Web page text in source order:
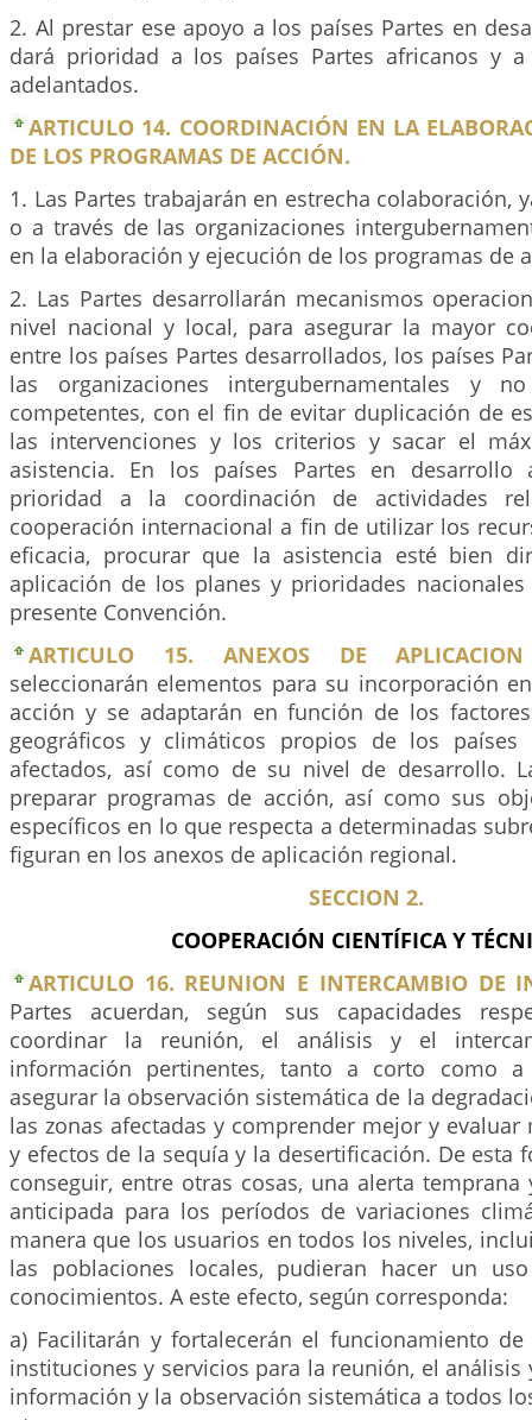
2. Al prestar ese apoyo a los países Partes en
dará prioridad a los países Partes africanos y
adelantados.
ARTICULO 14. COORDINACIÓN EN LA
DE LOS PROGRAMAS DE ACCIÓN.
1. Las Partes trabajarán en estrecha colaboración,
o a través de las organizaciones
en la elaboración y ejecución de los programas de
2. Las Partes desarrollarán mecanismos
nivel nacional y local, para asegurar la mayor
entre los países Partes desarrollados, los países
las organizaciones intergubernamentales y no
competentes, con el fin de evitar duplicación de
las intervenciones y los criterios y sacar el
asistencia. En los países Partes en desarrollo
prioridad a la coordinación de actividades
cooperación internacional a fin de utilizar los
eficacia, procurar que la asistencia esté bien
aplicación de los planes y prioridades
presente Convención.
ARTICULO 15. ANEXOS DE APLICACION
seleccionarán elementos para su incorporación
acción y se adaptarán en función de los
geográficos y climáticos propios de los países
afectados, así como de su nivel de desarrollo.
preparar programas de acción, así como sus
específicos en lo que respecta a determinadas
figuran en los anexos de aplicación regional.
SECCION 2.
COOPERACIÓN CIENTÍFICA Y
ARTICULO 16. REUNION E INTERCAMBIO DE
Partes acuerdan, según sus capacidades
coordinar la reunión, el análisis y el
información pertinentes, tanto a corto como
asegurar la observación sistemática de la
las zonas afectadas y comprender mejor y
y efectos de la sequía y la desertificación. De esta
conseguir, entre otras cosas, una alerta
anticipada para los períodos de variaciones
manera que los usuarios en todos los niveles,
las poblaciones locales, pudieran hacer un
conocimientos. A este efecto, según corresponda:
a) Facilitarán y fortalecerán el funcionamiento
instituciones y servicios para la reunión, el
información y la observación sistemática a todos